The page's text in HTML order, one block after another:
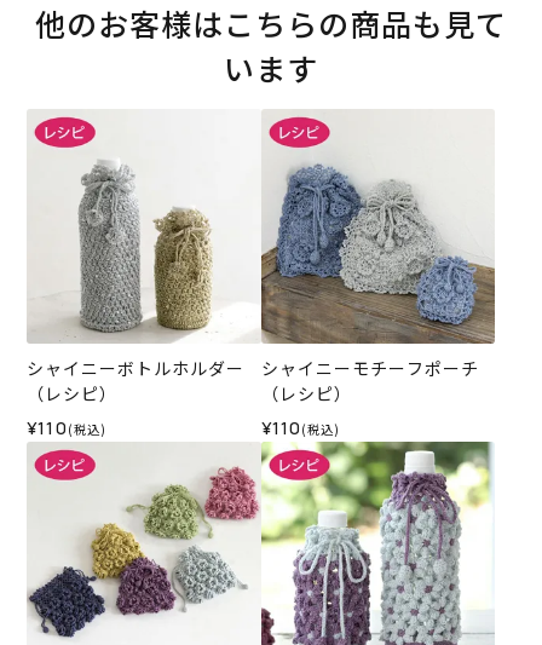
他のお客様はこちらの商品も見て
います
シャイニーボトルホルダー
（レシピ）
¥110 (税込)
シャイニーモチーフポーチ
（レシピ）
¥110 (税込)